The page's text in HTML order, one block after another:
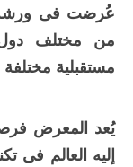
عُرضت فى ورشة
من مختلف دول
مستقبلية
يُعد المعرض
إليه العالم فى